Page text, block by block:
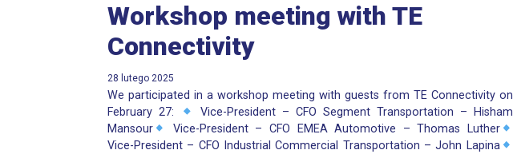
Workshop meeting with TE
Connectivity
28 lutego 2025
We participated in a workshop meeting with guests from TE Connectivity on
February 27:
Vice-President – CFO Segment Transportation – Hisham
Mansour
Vice-President – CFO EMEA Automotive – Thomas Luther
Vice-President – CFO Industrial Commercial Transportation – John Lapina